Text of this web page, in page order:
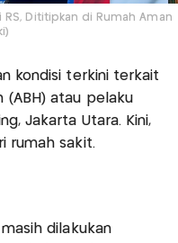
RS, Dititipkan di Rumah Aman
kondisi terkini terkait
(ABH) atau pelaku
Jakarta Utara. Kini,
rumah sakit.
masih dilakukan